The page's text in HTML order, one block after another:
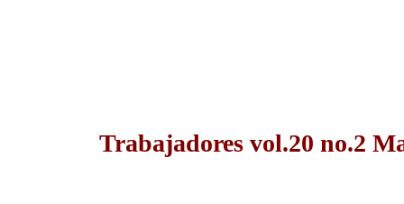
Trabajadores vol.20 no.2